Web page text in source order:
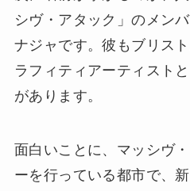
シヴ・アタック」のメン
ナジャです。彼もブリス
ラフィティアーティスト
があります。
面白いことに、マッシヴ
ーを行っている都市で、